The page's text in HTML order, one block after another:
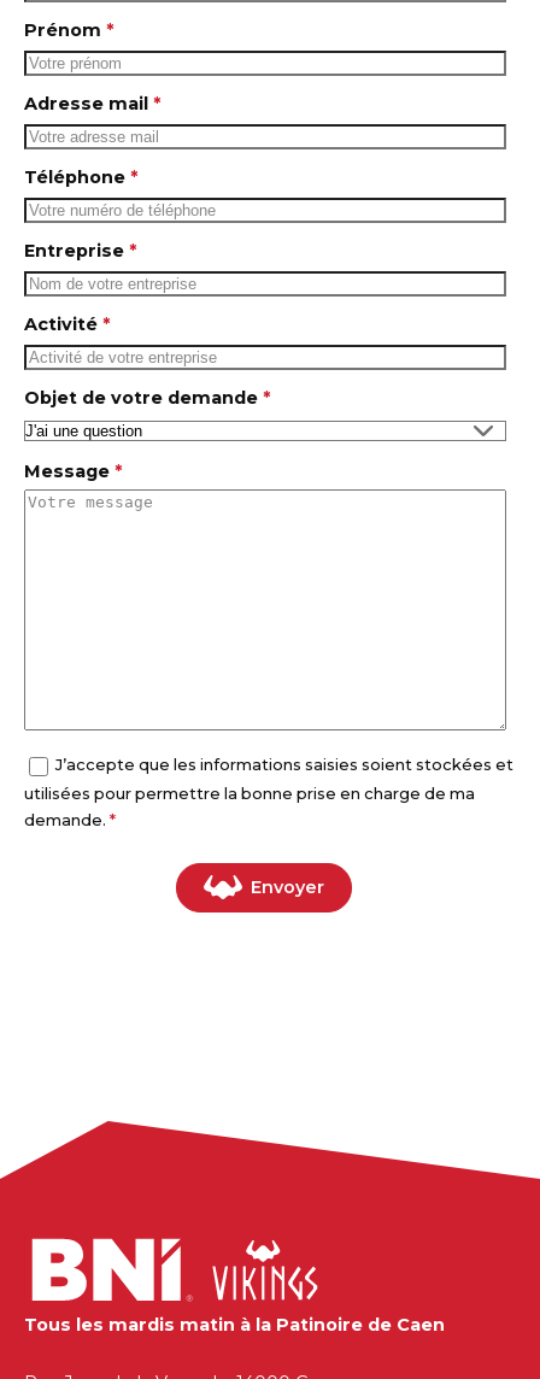
Prénom *
Adresse mail *
Téléphone *
Entreprise *
Activité *
Objet de votre demande *
Message *
J’accepte que les informations saisies soient stockées et
utilisées pour permettre la bonne prise en charge de ma
demande. *
Tous les mardis matin à la Patinoire de Caen